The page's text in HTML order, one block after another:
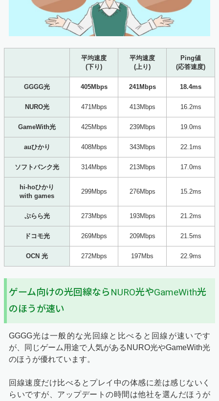
平均速度
(下り)
平均速度
(上り)
Ping値
(応答速度)
GGGG光 405Mbps 241Mbps 18.4ms
NURO光 471Mbps 413Mbps 16.2ms
GameWith光 425Mbps 239Mbps 19.0ms
auひかり 408Mbps 343Mbps 22.1ms
ソフトバンク光 314Mbps 213Mbps 17.0ms
hi-hoひかり
with games
299Mbps 276Mbps 15.2ms
ぷらら光 273Mbps 193Mbps 21.2ms
ドコモ光 269Mbps 209Mbps 21.5ms
OCN 光 272Mbps 197Mbs 22.9ms
ゲーム向けの光回線ならNURO光やGameWith光
のほうが速い
GGGG光は一般的な光回線と比べると回線が速いです
が、同じゲーム用途で人気があるNURO光やGameWith光
のほうが優れています。
回線速度だけ比べるとプレイ中の体感に差は感じないく
らいですが、アップデートの時間は他社を選んだほうが